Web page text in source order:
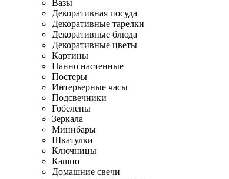
Вазы
Декоративная посуда
Декоративные тарелки
Декоративные блюда
Декоративные цветы
Картины
Панно настенные
Постеры
Интерьерные часы
Подсвечники
Гобелены
Зеркала
Минибары
Шкатулки
Ключницы
Кашпо
Домашние свечи